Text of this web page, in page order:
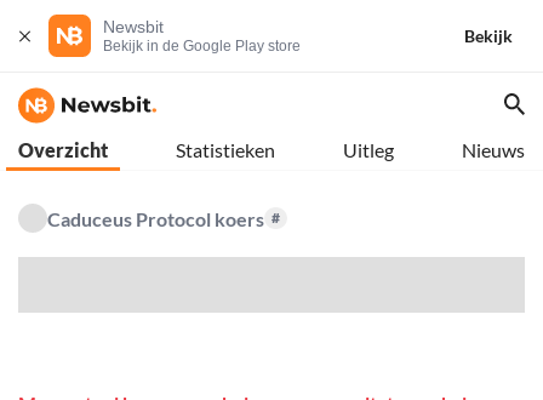
Newsbit
Bekijk in de Google Play store
Bekijk
Overzicht Statistieken Uitleg Nieuws
Caduceus Protocol koers #